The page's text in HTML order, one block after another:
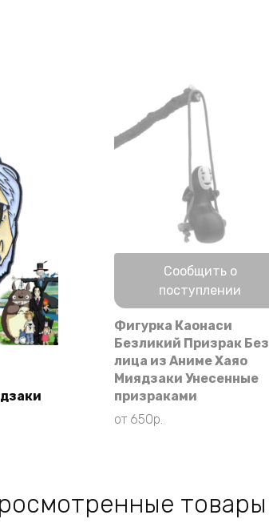
Нет в наличии
Сообщить о
поступлении
Фигурка Каонаси
Безликий Призрак Без
лица из Аниме Хаяо
Миядзаки Унесенные
призраками
от 650р.
товары